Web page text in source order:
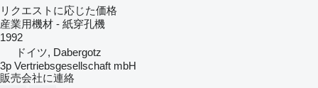
リクエストに応じた価格
産業用機材 - 紙穿孔機
1992
ドイツ, Dabergotz
3p Vertriebsgesellschaft mbH
販売会社に連絡